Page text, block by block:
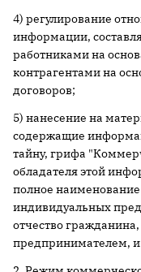
4) регулирование
информации,
работниками на
контрагентами на
договоров;
5) нанесение на
содержащие
тайну, грифа
обладателя этой
полное
индивидуальных
отчество
предпринимателем, и